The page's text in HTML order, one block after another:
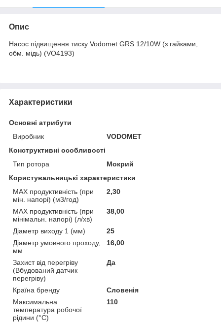
Опис
Насос підвищення тиску Vodomet GRS 12/10W (з гайками,
обм. мідь) (VO4193)
Характеристики
Основні атрибути
Виробник
VODOMET
Конструктивні особливості
Тип ротора
Мокрий
Користувальницькі характеристики
MAX продуктивність (при
мін. напорі) (м3/год)
2,30
MAX продуктивність (при
мінімальн. напорі) (л/хв)
38,00
Діаметр виходу 1 (мм)
25
Діаметр умовного проходу,
мм
16,00
Захист від перегріву
(Вбудований датчик
перегріву)
Да
Країна бренду
Словенія
Максимальна
температура робочої
рідини (°C)
110